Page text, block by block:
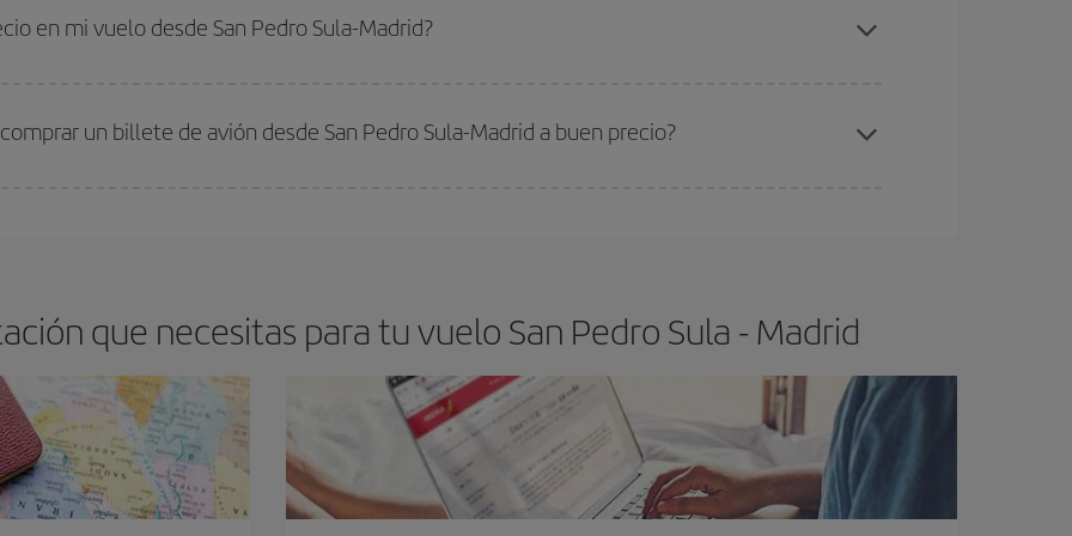
con antelación es
fundamental para conseguir vuelos baratos a San Pedro Sula-Madrid-dest
en mi vuelo desde San Pedro Sula-Madrid?
un billete de avión desde San Pedro Sula-Madrid a buen precio?
que necesitas para tu vuelo San Pedro Sula - Madrid